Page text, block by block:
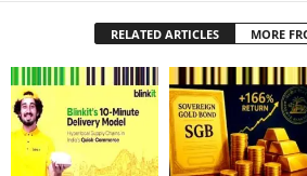
RELATED ARTICLES MORE